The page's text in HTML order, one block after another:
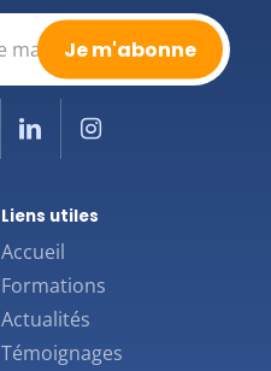
Liens utiles
Accueil
Formations
Actualités
Témoignages